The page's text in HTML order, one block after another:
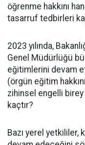
öğrenme hakkını
tasarruf tedbirleri
2023 yılında,
Genel Müdürlüğü
eğitimlerini devam
(örgün eğitim
zihinsel engelli birey
kaçtır?
Bazı yerel yetkililer,